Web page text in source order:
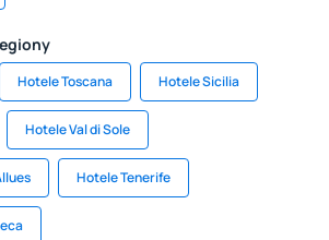
Hotele Toscana Hotele Sicilia
Hotele Val di Sole
Hotele Tenerife